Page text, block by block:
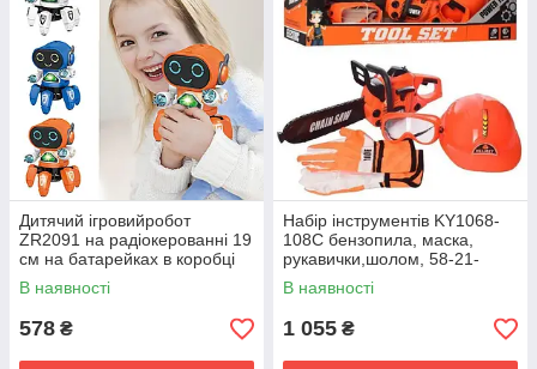
Дитячий ігровийробот
ZR2091 на радіокерованні 19
см на батарейках в коробці
В наявності
578 ₴
Набір інструментів KY1068-
108C бензопила, маска,
рукавички,шолом, 58-21-
15см
В наявності
1 055 ₴